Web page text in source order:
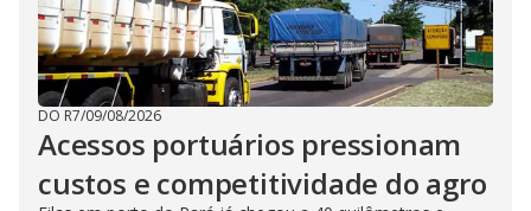
DO R7/09/08/2026
Acessos portuários pressionam
custos e competitividade do agro